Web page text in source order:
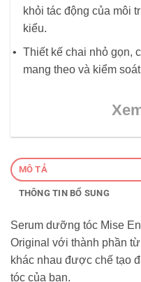
khỏi tác động của môi
kiểu.
Thiết kế chai nhỏ gọn,
mang theo và kiểm
MÔ TẢ
THÔNG TIN BỔ SUNG
Serum dưỡng tóc Mise
Original với thành phần
khác nhau được chế tạo
tóc của bạn.